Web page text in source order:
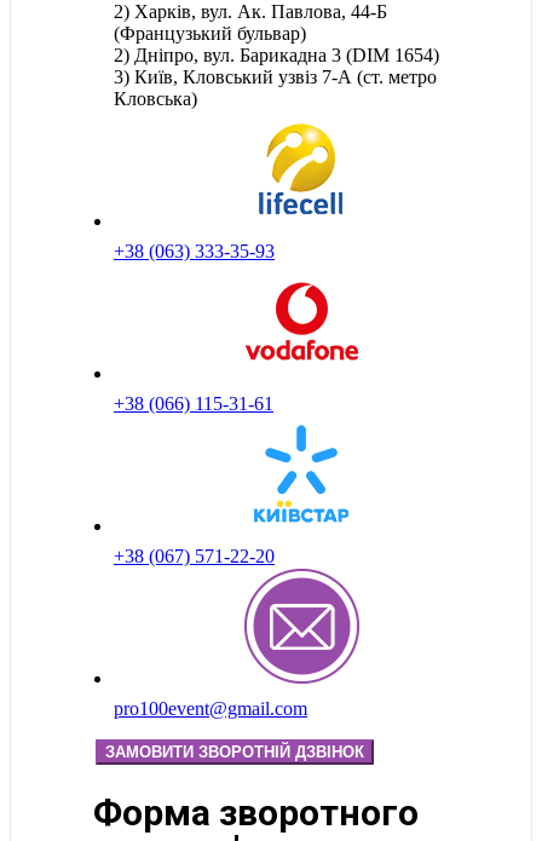
2) Харків, вул. Ак. Павлова, 44-Б
(Французький бульвар)
2) Дніпро, вул. Барикадна 3 (DIM 1654)
3) Київ, Кловський узвіз 7-А (ст. метро
Кловська)
+38 (063) 333-35-93
+38 (066) 115-31-61
+38 (067) 571-22-20
pro100event@gmail.com
ЗАМОВИТИ ЗВОРОТНІЙ ДЗВІНОК
Форма зворотного